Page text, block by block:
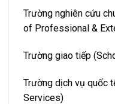
Trường nghiên cứu
of Professional &
Trường giao tiếp
Trường dịch vụ quốc
Services)